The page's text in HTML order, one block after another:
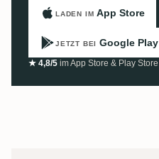
LADEN IM App Store
JETZT BEI Google Play
★ 4,8/5 im App Store & Play Store